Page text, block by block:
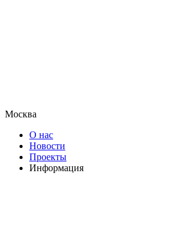
Москва
О нас
Новости
Проекты
Информация